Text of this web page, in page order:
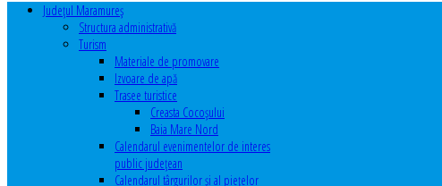
Judeţul Maramureş
Structura administrativă
Turism
Materiale de promovare
Izvoare de apă
Trasee turistice
Creasta Cocoșului
Baia Mare Nord
Calendarul evenimentelor de interes
public judeţean
Calendarul târgurilor şi al pieţelor